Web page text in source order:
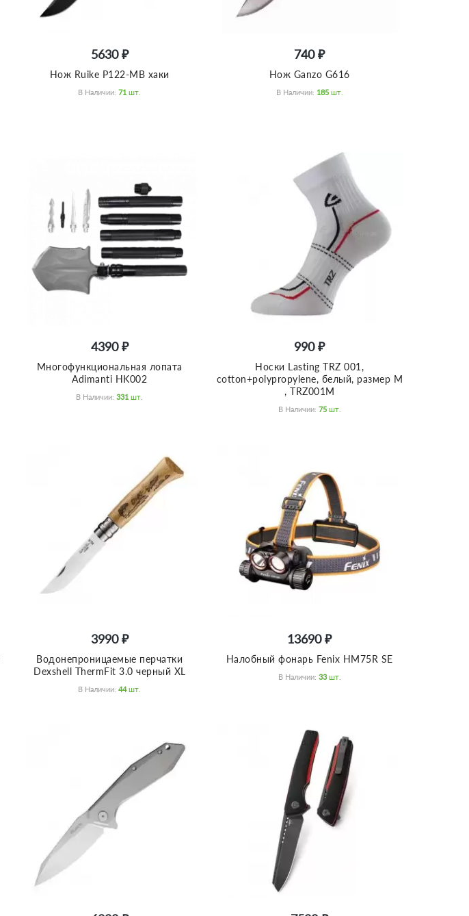
5630 ₽
Нож Ruike P122-MB хаки
В Наличии:71 Шт.
740 ₽
Нож Ganzo G616
В Наличии: 185 Шт.
4390 ₽
Многофункциональная лопата
Adimanti HK002
В Наличии:331 Шт.
990 ₽
Носки Lasting TRZ 001,
cotton+polypropylene, белый, размер M
, TRZ001M
В Наличии: 75 Шт.
3990 ₽
Водонепроницаемые перчатки
Dexshell ThermFit 3.0 черный XL
В Наличии:44 Шт.
13690 ₽
Налобный фонарь Fenix HM75R SE
В Наличии: 33 Шт.